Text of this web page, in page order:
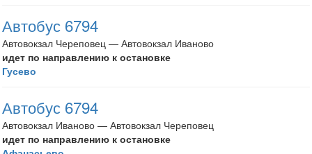
Автобус 6794
Автовокзал Череповец — Автовокзал Иваново
идет по направлению к остановке
Гусево
Автобус 6794
Автовокзал Иваново — Автовокзал Череповец
идет по направлению к остановке